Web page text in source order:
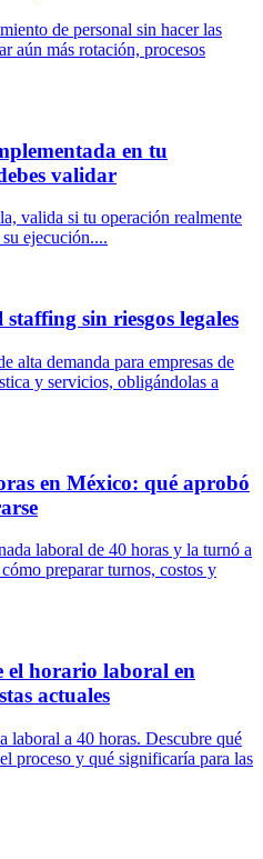
de personal sin hacer las
aún más rotación, procesos
en tu
validar
valida si tu operación realmente
ejecución....
sin riesgos legales
alta demanda para empresas de
y servicios, obligándolas a
en México: qué aprobó
laboral de 40 horas y la turnó a
preparar turnos, costos y
el horario laboral en
actuales
laboral a 40 horas. Descubre qué
proceso y qué significaría para las